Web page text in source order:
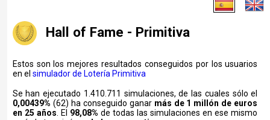
Hall of Fame - Primitiva
Estos son los mejores resultados conseguidos por los usuarios
en el simulador de Lotería Primitiva
Se han ejecutado 1.410.711 simulaciones, de las cuales sólo el
0,00439% (62) ha conseguido ganar más de 1 millón de euros
en 25 años . El 98,08% de todas las simulaciones en ese mismo